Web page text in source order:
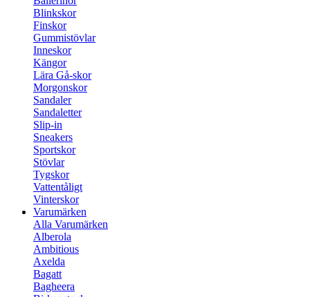
Blinkskor
Finskor
Gummistövlar
Inneskor
Kängor
Lära Gå-skor
Morgonskor
Sandaler
Sandaletter
Slip-in
Sneakers
Sportskor
Stövlar
Tygskor
Vattentåligt
Vinterskor
Varumärken
Alla Varumärken
Alberola
Ambitious
Axelda
Bagatt
Bagheera